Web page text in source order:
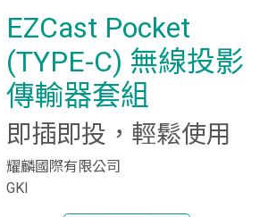
EZCast Pocket
(TYPE-C) 無線投影
傳輸器套組
即插即投，輕鬆使用
耀麟國際有限公司
GKI